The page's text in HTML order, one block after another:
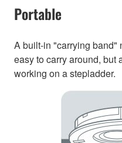
Portable
A built-in "carrying band"
easy to carry around, but
working on a stepladder.